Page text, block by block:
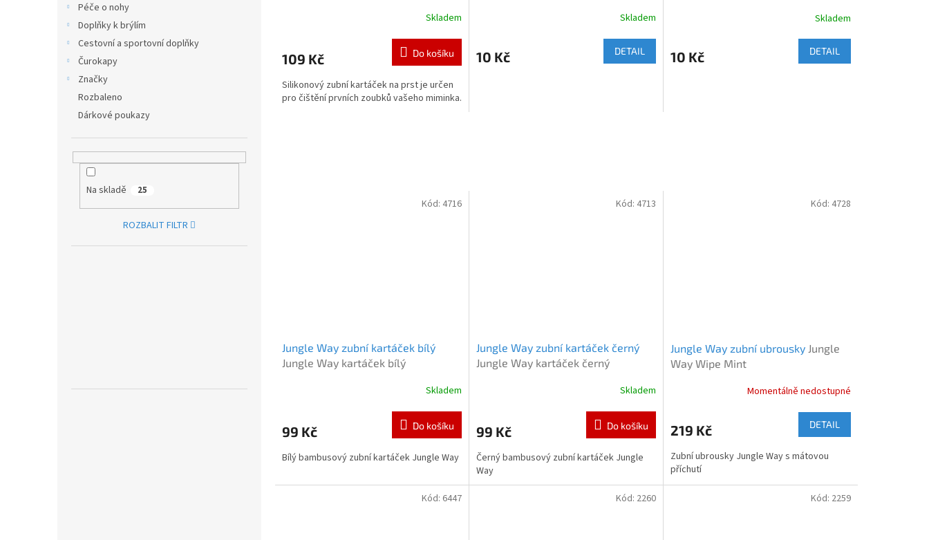
Péče o nohy
Doplňky k brýlím
Cestovní a sportovní doplňky
Čurokapy
Značky
Rozbaleno
Dárkové poukazy
Na skladě 25
ROZBALIT FILTR
Skladem
109 Kč Do košíku
Silikonový zubní kartáček na prst je určen
pro čištění prvních zoubků vašeho miminka.
Skladem
10 Kč DETAIL
Skladem
10 Kč DETAIL
Jungle Way zubní kartáček bílý
Jungle Way kartáček bílý
Skladem
99 Kč Do košíku
Bílý bambusový zubní kartáček Jungle Way
Kód: 4716
Jungle Way zubní kartáček černý
Jungle Way kartáček černý
Skladem
99 Kč Do košíku
Černý bambusový zubní kartáček Jungle
Way
Kód: 4713
Jungle Way zubní ubrousky Jungle
Way Wipe Mint
Momentálně nedostupné
219 Kč DETAIL
Zubní ubrousky Jungle Way s mátovou
příchutí
Kód: 4728
Kód: 6447 Kód: 2260 Kód: 2259